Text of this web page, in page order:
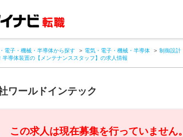
電子・機械・半導体から探す 電気・電子・機械・半導体 制御設計
導体装置の【メンテナンススタッフ】の求人情報
ワールドインテック
この求人は現在募集を行っていません。